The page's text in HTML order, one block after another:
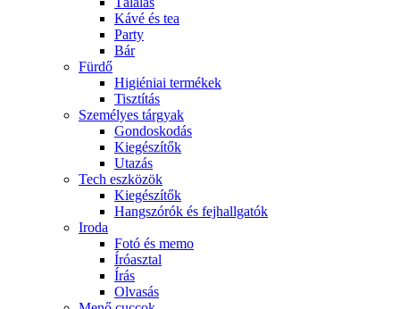
Kávé és tea
Party
Bár
Fürdő
Higiéniai termékek
Tisztítás
Személyes tárgyak
Gondoskodás
Kiegészítők
Utazás
Tech eszközök
Kiegészítők
Hangszórók és fejhallgatók
Iroda
Fotó és memo
Íróasztal
Írás
Olvasás